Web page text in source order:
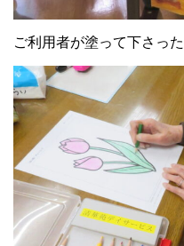
ご利用者が塗って下さっ